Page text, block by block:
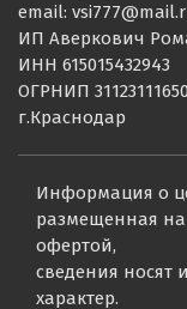
email:
ИП Аверкович
ИНН 615015432943
ОГРНИП
г.Краснодар
Информация о
размещенная на
офертой,
сведения
характер.